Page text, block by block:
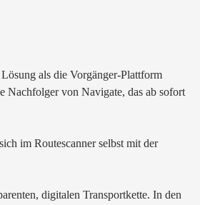
als die Vorgänger-Plattform
Nachfolger von Navigate, das ab sofort
im Routescanner selbst mit der
digitalen Transportkette. In den